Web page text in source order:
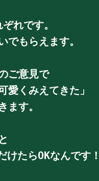
れです。
でもらえます。
ご意見で
愛くみえてきた」
ます。
たらOKなんです！